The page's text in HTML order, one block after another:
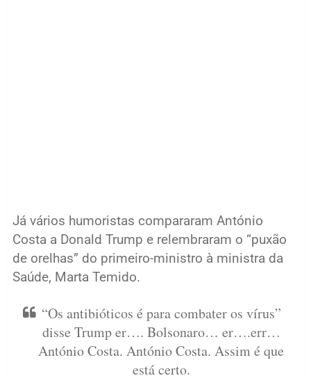
Já vários humoristas compararam António
Costa a Donald Trump e relembraram o “puxão
de orelhas” do primeiro-ministro à ministra da
Saúde, Marta Temido.
“Os antibióticos é para combater os vírus”
disse Trump er…. Bolsonaro… er….err…
António Costa. António Costa. Assim é que
está certo.